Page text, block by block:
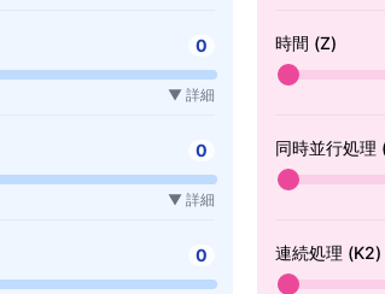
0
▼ 詳細
0
▼ 詳細
0
時間 (Z)
同時並行処理
連続処理 (K2)